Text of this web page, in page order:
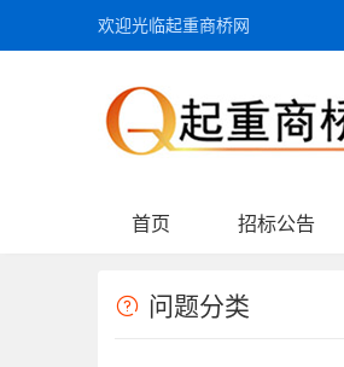
欢迎光临起重商桥网
首页 招标公告
问题分类